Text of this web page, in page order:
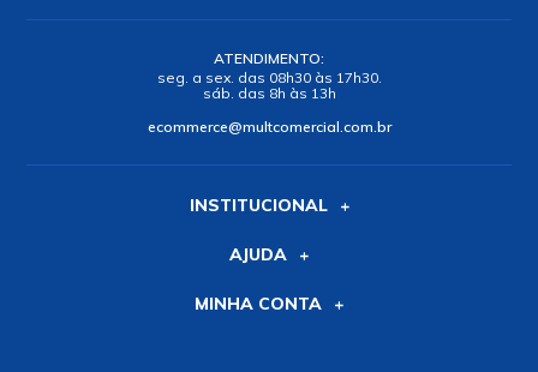
ATENDIMENTO:
seg. a sex. das 08h30 às 17h30.
sáb. das 8h às 13h
ecommerce@multcomercial.com.br
INSTITUCIONAL
AJUDA
MINHA CONTA